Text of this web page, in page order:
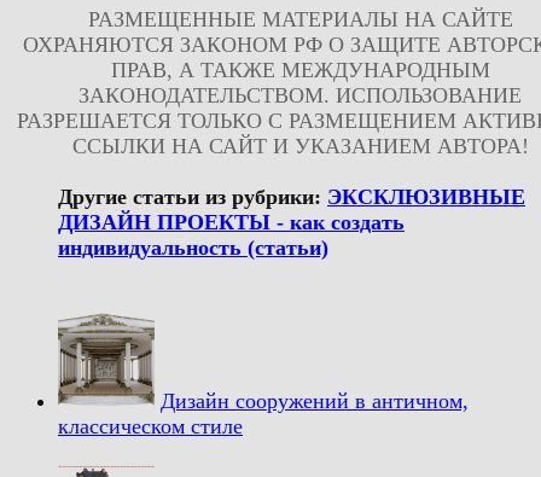
РАЗМЕЩЕННЫЕ МАТЕРИАЛЫ НА САЙТЕ
ОХРАНЯЮТСЯ ЗАКОНОМ РФ О ЗАЩИТЕ
ПРАВ, А ТАКЖЕ МЕЖДУНАРОДНЫМ
ЗАКОНОДАТЕЛЬСТВОМ. ИСПОЛЬЗОВАНИЕ
РАЗРЕШАЕТСЯ ТОЛЬКО С РАЗМЕЩЕНИЕМ
ССЫЛКИ НА САЙТ И УКАЗАНИЕМ АВТОРА!
Другие статьи из рубрики: ЭКСКЛЮЗИВНЫЕ
ДИЗАЙН ПРОЕКТЫ - как создать
индивидуальность (статьи)
Дизайн сооружений в античном,
классическом стиле